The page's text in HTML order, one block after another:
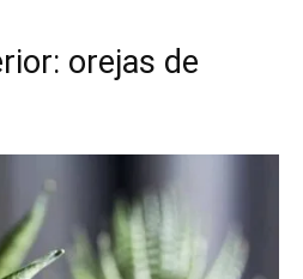
orejas de